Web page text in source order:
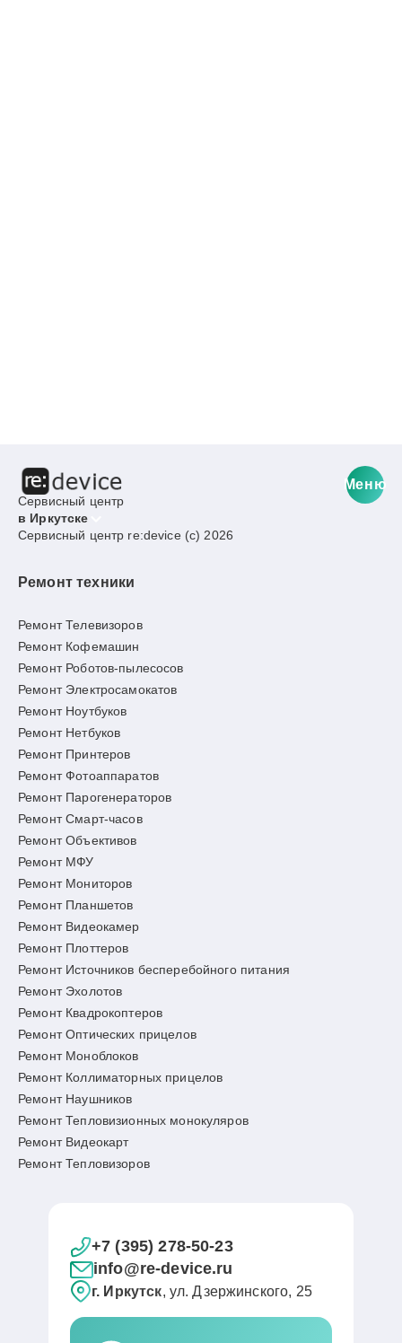
Сервисный центр
в Иркутске
Меню
Сервисный центр re:device (c) 2026
Ремонт техники
Ремонт Телевизоров
Ремонт Кофемашин
Ремонт Роботов-пылесосов
Ремонт Электросамокатов
Ремонт Ноутбуков
Ремонт Нетбуков
Ремонт Принтеров
Ремонт Фотоаппаратов
Ремонт Парогенераторов
Ремонт Смарт-часов
Ремонт Объективов
Ремонт МФУ
Ремонт Мониторов
Ремонт Планшетов
Ремонт Видеокамер
Ремонт Плоттеров
Ремонт Источников бесперебойного питания
Ремонт Эхолотов
Ремонт Квадрокоптеров
Ремонт Оптических прицелов
Ремонт Моноблоков
Ремонт Коллиматорных прицелов
Ремонт Наушников
Ремонт Тепловизионных монокуляров
Ремонт Видеокарт
Ремонт Тепловизоров
+7 (395) 278-50-23
info@re-device.ru
г. Иркутск, ул. Дзержинского, 25